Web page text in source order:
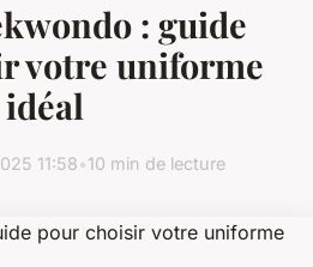
: guide
votre uniforme
idéal
11:58•10 min de lecture